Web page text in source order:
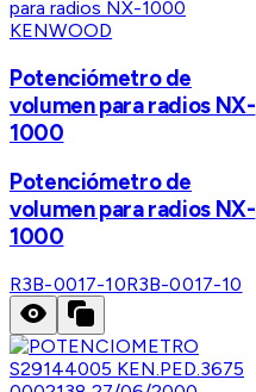
KENWOOD
Potenciómetro de
volumen para radios NX-
1000
Potenciómetro de
volumen para radios NX-
1000
R3B-0017-10R3B-0017-10